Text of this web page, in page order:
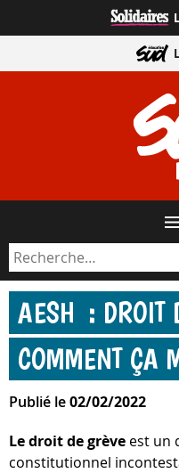
directement
contenu
AESH : DROIT
COMMENT ÇA
Publié le02/02/2022
Le droit de grève est un
constitutionnel